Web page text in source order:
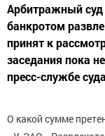
Арбитражный суд
банкротом
принят к
заседания пока
пресс-службе
О какой сумме